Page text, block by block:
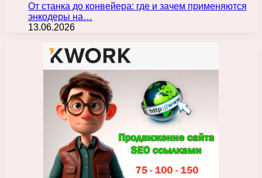
От станка до конвейера: где и зачем применяются
энкодеры на…
13.06.2026